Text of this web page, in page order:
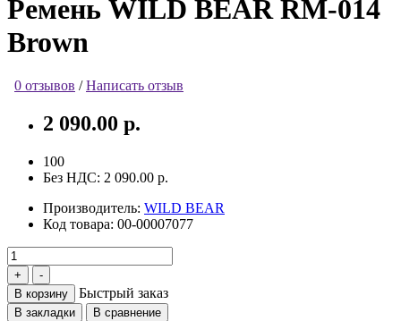
Ремень WILD BEAR RM-014
Brown
0 отзывов /Написать отзыв
2 090.00 р.
100
Без НДС: 2 090.00 р.
Производитель: WILD BEAR
Код товара: 00-00007077
В корзину Быстрый заказ
В закладки В сравнение